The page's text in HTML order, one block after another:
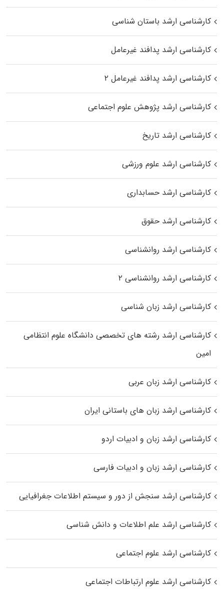
کارشناسی ارشد باستان شناسی
کارشناسی ارشد پدافند غیرعامل
کارشناسی ارشد پدافند غیرعامل ۲
کارشناسی ارشد پژوهش علوم اجتماعی
کارشناسی ارشد تاریخ
کارشناسی ارشد علوم ورزشی
کارشناسی ارشد حسابداری
کارشناسی ارشد حقوق
کارشناسی ارشد روانشناسی
کارشناسی ارشد روانشناسی ۲
کارشناسی ارشد زبان شناسی
کارشناسی ارشد رﺷﺘﻪ ﻫﺎی تخصصی داﻧﺸﮕﺎه ﻋﻠﻮم انتظامی
اﻣﻴﻦ
کارشناسی ارشد زبان عربی
کارشناسی ارشد زبان‌ های باستانی ایران
کارشناسی ارشد زبان و ادبیات اردو
کارشناسی ارشد زبان و ادبیات فارسی
کارشناسی ارشد سنجش از دور و سیستم اطلاعات جغرافیایی
کارشناسی ارشد علم اطلاعات و دانش شناسی
کارشناسی ارشد علوم اجتماعی
کارشناسی ارشد علوم ارتباطات اجتماعی